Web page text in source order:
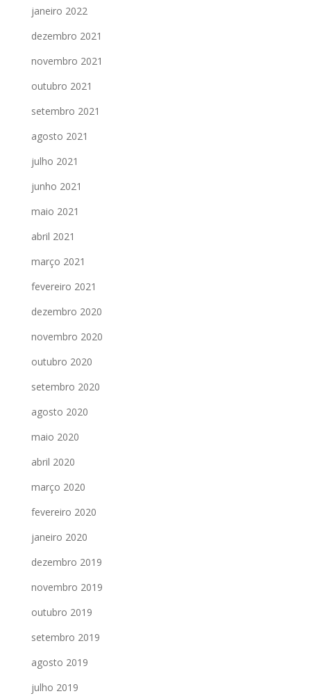
janeiro 2022
dezembro 2021
novembro 2021
outubro 2021
setembro 2021
agosto 2021
julho 2021
junho 2021
maio 2021
abril 2021
março 2021
fevereiro 2021
dezembro 2020
novembro 2020
outubro 2020
setembro 2020
agosto 2020
maio 2020
abril 2020
março 2020
fevereiro 2020
janeiro 2020
dezembro 2019
novembro 2019
outubro 2019
setembro 2019
agosto 2019
julho 2019